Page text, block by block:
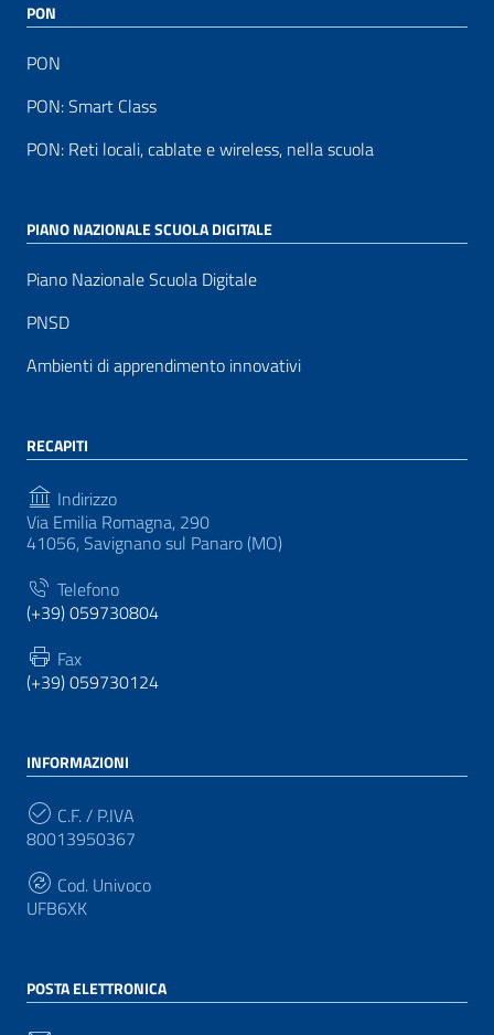
PON
PON
PON: Smart Class
PON: Reti locali, cablate e wireless, nella scuola
PIANO NAZIONALE SCUOLA DIGITALE
Piano Nazionale Scuola Digitale
PNSD
Ambienti di apprendimento innovativi
RECAPITI
Indirizzo
Via Emilia Romagna, 290
41056, Savignano sul Panaro (MO)
Telefono
(+39) 059730804
Fax
(+39) 059730124
INFORMAZIONI
C.F. / P.IVA
80013950367
Cod. Univoco
UFB6XK
POSTA ELETTRONICA